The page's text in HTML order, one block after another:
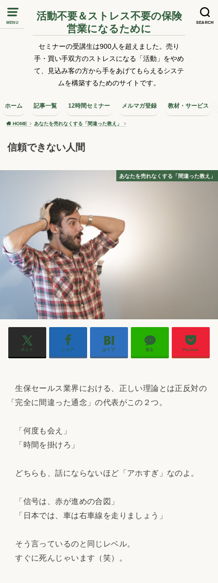
MENU SEARCH
活動不要＆ストレス不要の保険
営業になるために
セミナーの受講生は900人を超えました。売り
手・買い手双方のストレスになる「活動」をやめ
て、見込み客の方から手をあげてもらえるシステ
ムを構築するためのサイトです。
ホーム 記事一覧 12時間セミナー メルマガ登録 教材・サービス
HOME あなたを売れなくする「間違った教え」
信頼できない人間
あなたを売れなくする「間違った教え」
ポスト シェア はてブ 送る Pocket
生保セールス業界における、正しい理論とは正反対の
「完全に間違った通念」の代表がこの２つ。
「何度も会え」
「時間を掛けろ」
どちらも、話にならないほど「アホすぎ」なのよ。
「信号は、赤が進めの合図」
「日本では、車は右車線を走りましょう」
そう言っているのと同じレベル。
すぐに死んじゃいます（笑）。